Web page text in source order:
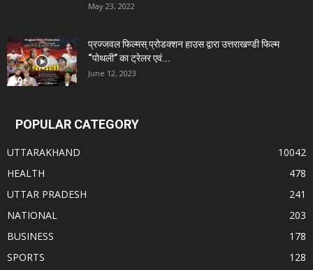
May 23, 2022
प्रज्जवल फिल्मस् प्रोडक्शन हाउस द्वारा उत्तराखण्डी फिल्म
“पोथली” का ट्रेलर एवं...
June 12, 2023
POPULAR CATEGORY
UTTARAKHAND
10042
HEALTH
478
UTTAR PRADESH
241
NATIONAL
203
BUSINESS
178
SPORTS
128